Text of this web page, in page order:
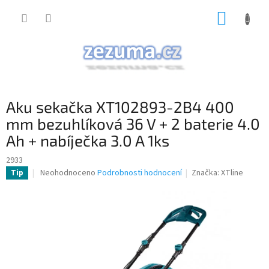
Aku sekačka XT102893-2B4 400
mm bezuhlíková 36 V + 2 baterie 4.0
Ah + nabíječka 3.0 A 1ks
2933
Tip
Průměrné
Neohodnoceno Podrobnosti hodnocení Značka:XTline